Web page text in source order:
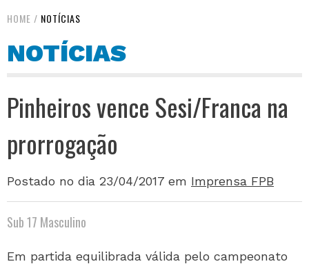
HOME / NOTÍCIAS
NOTÍCIAS
Pinheiros vence Sesi/Franca na
prorrogação
Postado no dia 23/04/2017 em Imprensa FPB
Sub 17 Masculino
Em partida equilibrada válida pelo campeonato